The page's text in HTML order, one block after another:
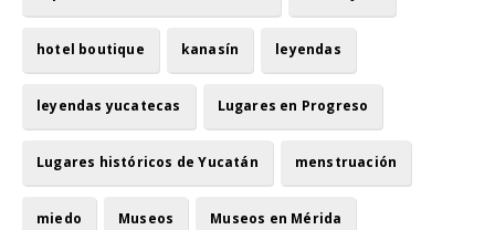
hotel boutique kanasín leyendas
leyendas yucatecas Lugares en Progreso
Lugares históricos de Yucatán menstruación
miedo Museos Museos en Mérida